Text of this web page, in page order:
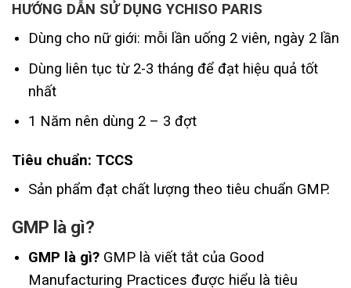
HƯỚNG DẪN SỬ DỤNG YCHISO PARIS
Dùng cho nữ giới: mỗi lần uống 2 viên, ngày 2 lần
Dùng liên tục từ 2-3 tháng để đạt hiệu quả tốt
nhất
1 Năm nên dùng 2 – 3 đợt
Tiêu chuẩn: TCCS
Sản phẩm đạt chất lượng theo tiêu chuẩn GMP.
GMP là gì?
GMP là gì?GMP là viết tắt của Good
Manufacturing Practices được hiểu là tiêu